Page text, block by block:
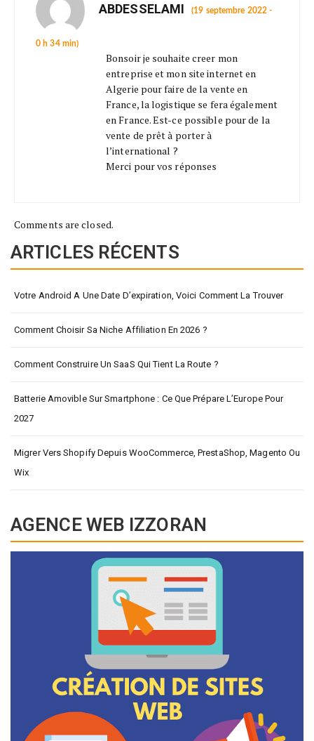
ABDESSELAMI (19 septembre 2022 -
0 h 34 min)
Bonsoir je souhaite creer mon
entreprise et mon site internet en
Algerie pour faire de la vente en
France, la logistique se fera également
en France. Est-ce possible pour de la
vente de prêt à porter à
l’international ?
Merci pour vos réponses
Comments are closed.
ARTICLES RÉCENTS
Votre Android A Une Date D’expiration, Voici Comment La Trouver
Comment Choisir Sa Niche Affiliation En 2026 ?
Comment Construire Un SaaS Qui Tient La Route ?
Batterie Amovible Sur Smartphone : Ce Que Prépare L’Europe Pour
2027
Migrer Vers Shopify Depuis WooCommerce, PrestaShop, Magento Ou
Wix
AGENCE WEB IZZORAN